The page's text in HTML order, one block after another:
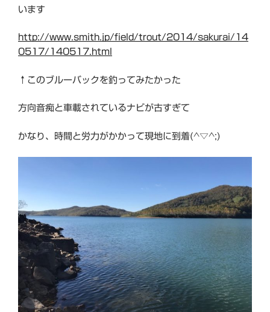
います
http://www.smith.jp/field/trout/2014/sakurai/14
0517/140517.html
↑このブルーバックを釣ってみたかった
方向音痴と車載されているナビが古すぎて
かなり、時間と労力がかかって現地に到着(^▽^;)